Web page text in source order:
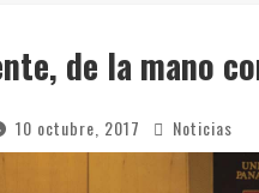
de la mano
10 octubre, 2017 Noticias